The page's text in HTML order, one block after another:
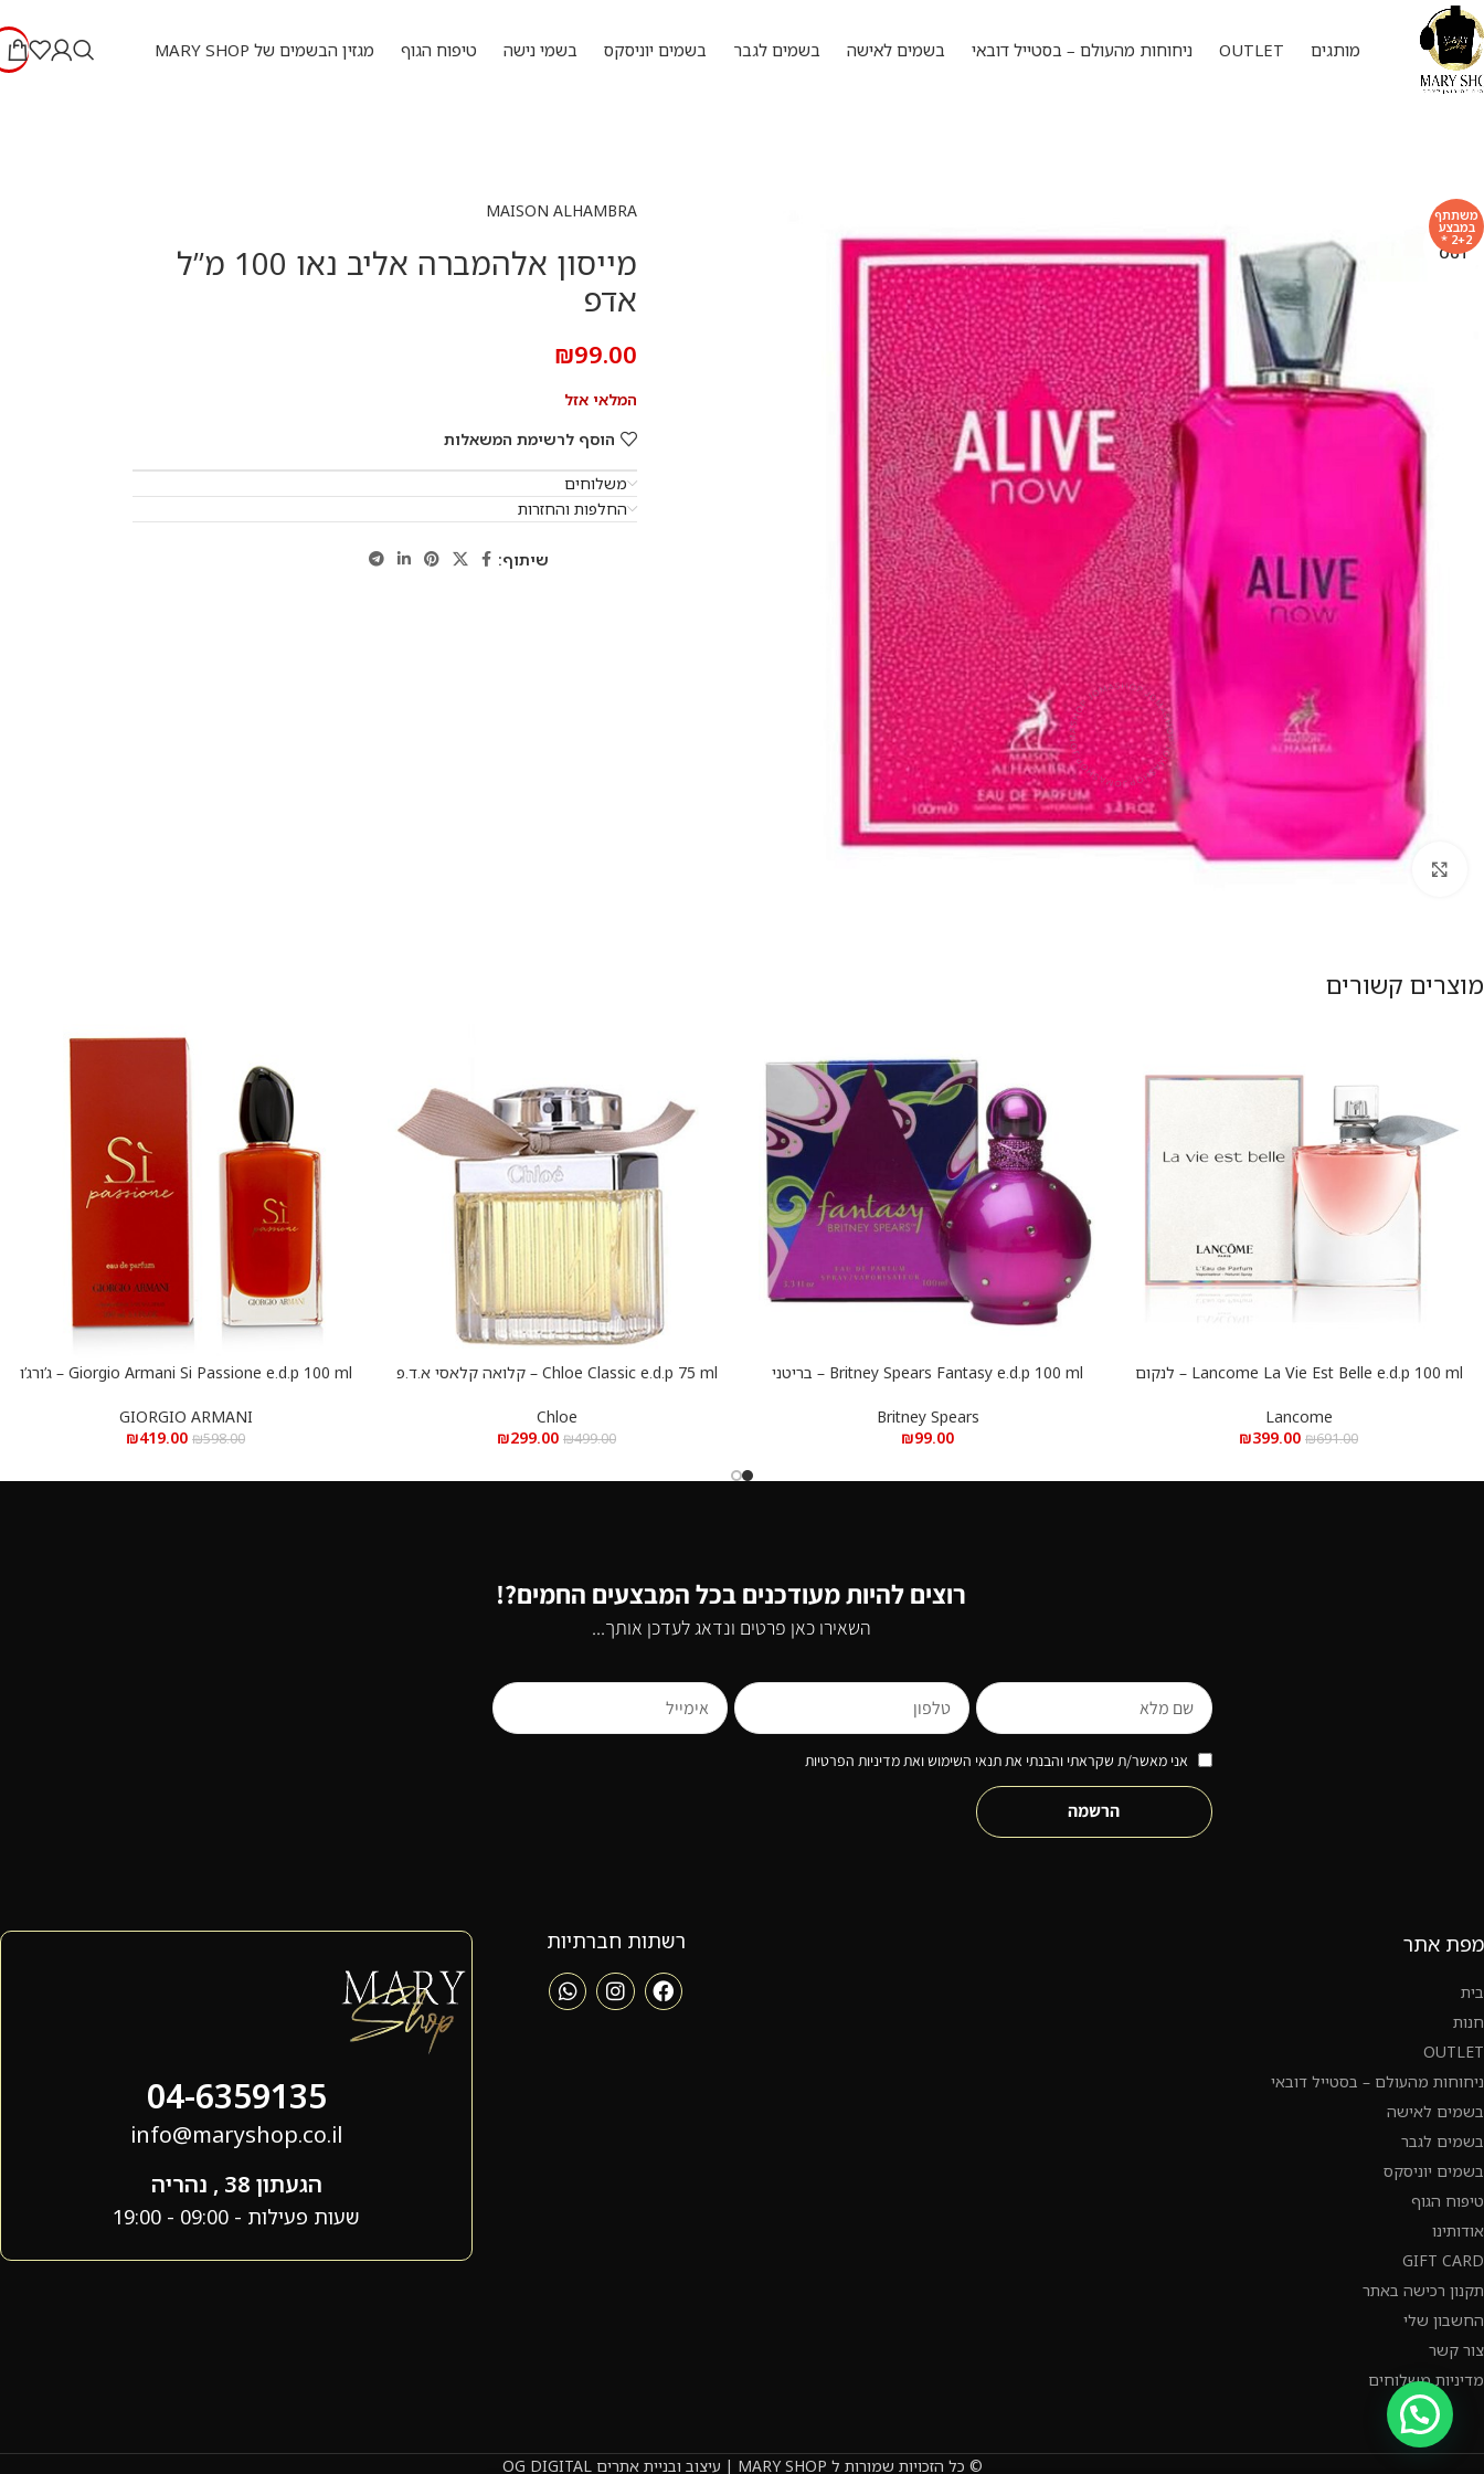
מותגים OUTLET ניחוחות מהעולם – בסטייל דובאי בשמים לאישה בשמים לגבר בשמים יוניסקס בשמי נישה טיפוח הגוף מגזין הבשמים של MARY SHOP
SOLD
OUT
להגדלת התמונה
משתתף
במבצע
2+2 *
MAISON ALHAMBRA
מייסון אלהמברה אליב נאו 100 מ”ל
אדפ
₪99.00
המלאי אזל
הוסף לרשימת המשאלות
משלוחים
החלפות והחזרות
שיתוף:
מוצרים קשורים
הוספה לסל
Lancome La Vie Est Belle e.d.p 100 ml – לנקום
Lancome
₪691.00
₪399.00
הוספה לסל
Britney Spears Fantasy e.d.p 100 ml – בריטני
Britney Spears
₪99.00
הוספה לסל
Chloe Classic e.d.p 75 ml – קלואה קלאסי א.ד.פ
Chloe
₪499.00
₪299.00
הוספה לסל
Giorgio Armani Si Passione e.d.p 100 ml – ג’ורג’ו
GIORGIO ARMANI
₪598.00
₪419.00
רוצים להיות מעודכנים בכל המבצעים החמים?!
השאירו כאן פרטים ונדאג לעדכן אותך...
אני מאשר/ת שקראתי והבנתי את תנאי השימוש ואת מדיניות הפרטיות
הרשמה
מפת אתר
בית
חנות
OUTLET
ניחוחות מהעולם – בסטייל דובאי
בשמים לאישה
בשמים לגבר
בשמים יוניסקס
טיפוח הגוף
אודותינו
GIFT CARD
תקנון רכישה באתר
החשבון שלי
צור קשר
מדיניות משלוחים
רשתות חברתיות
04-6359135
info@maryshop.co.il
הגעתון 38 , נהריה
שעות פעילות - 09:00 - 19:00
© כל הזכויות שמורות ל MARY SHOP | עיצוב ובניית אתרים OG DIGITAL